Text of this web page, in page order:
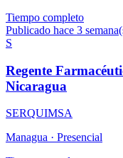
Tiempo completo
Publicado hace 3
S
Regente
Nicaragua
SERQUIMSA
Managua · Presencial